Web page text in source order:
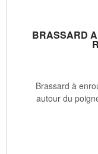
BRASSARD
Brassard à
autour du